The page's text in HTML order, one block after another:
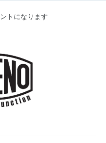
トになります